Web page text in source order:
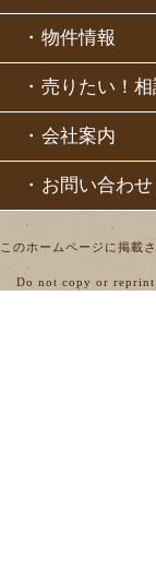
・ 物件情報
・ 売りたい！相
・ 会社案内
・ お問い合わせ
このホームページに掲載
Do not copy or reprint